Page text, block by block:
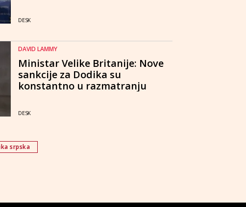
DESK
DAVID LAMMY
Ministar Velike Britanije: Nove
sankcije za Dodika su
konstantno u razmatranju
DESK
srpska